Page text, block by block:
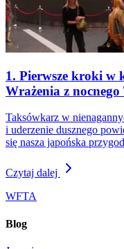
1. Pierwsze kroki w
Wrażenia z nocnego
Taksówkarz w
i uderzenie dusznego
się nasza japońska
Czytaj dalej
WFTA
Blog